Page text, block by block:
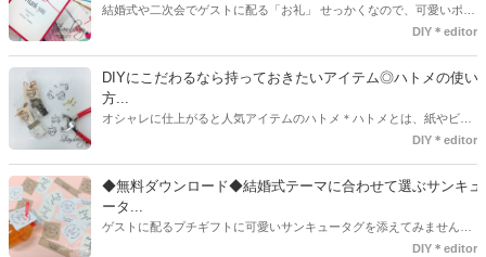
結婚式や二次会でゲストに配る「お礼」 せっかくなので、可愛いポチ
袋で用意しませんか？今回の記事では無料でダウンロードできるデザ
ください。いつもStrawberryを読んで頂いているプレ花嫁さんのお手
伝いが少しでも出来れば嬉しいです♡
DIY＊editor
DIYにこだわるなら持っておきたいアイテム◎ハトメの使い
方...
オシャレに仕上がると人気アイテムのハトメ＊ハトメとは、紙やビニ
ールなどに開けた穴につける金具のことでサイズが幅広く揃っていま
り、付けるものの素材や色にあわせて選ぶことができるんです♪*
DIY＊editor
◆無料ダウンロード◆結婚式テーマに合わせて選ぶサンキュ
ータ...
ゲストに配るプチギフトに可愛いサンキュータグを添えてみません
か？今回の記事では無料でダウンロードできる春婚にもピッタリなサ
DIY＊editor